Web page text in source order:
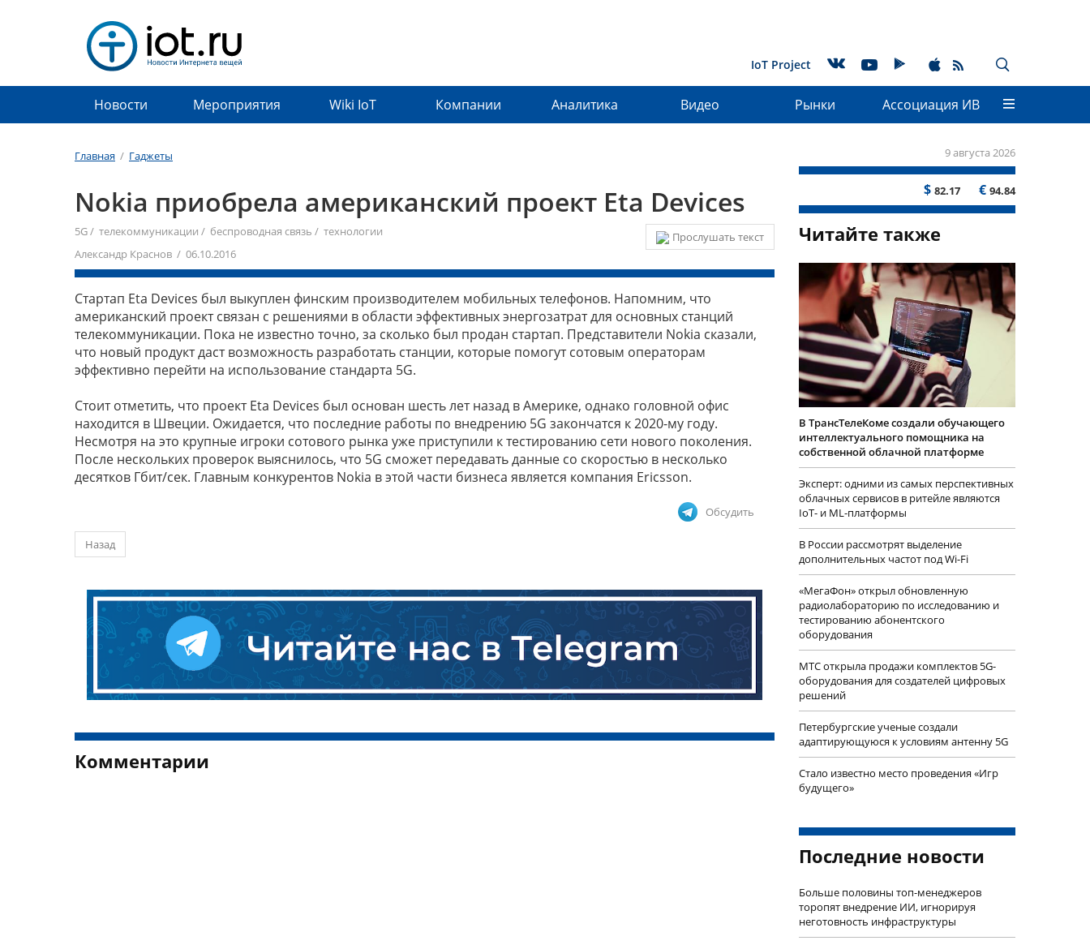
IoT Project
Новости Мероприятия Wiki IoT Компании Аналитика Видео Рынки Ассоциация ИВ
Главная / Гаджеты 9 августа 2026
$ 82.17 € 94.84
Nokia приобрела американский проект Eta Devices
Прослушать текст
5G/ телекоммуникации / беспроводная связь / технологии
Александр Краснов / 06.10.2016
Стартап Eta Devices был выкуплен финским производителем мобильных телефонов. Напомним, что
американский проект связан с решениями в области эффективных энергозатрат для основных станций
телекоммуникации. Пока не известно точно, за сколько был продан стартап. Представители Nokia сказали,
что новый продукт даст возможность разработать станции, которые помогут сотовым операторам
эффективно перейти на использование стандарта 5G.
Стоит отметить, что проект Eta Devices был основан шесть лет назад в Америке, однако головной офис
находится в Швеции. Ожидается, что последние работы по внедрению 5G закончатся к 2020-му году.
Несмотря на это крупные игроки сотового рынка уже приступили к тестированию сети нового поколения.
После нескольких проверок выяснилось, что 5G сможет передавать данные со скоростью в несколько
десятков Гбит/сек. Главным конкурентов Nokia в этой части бизнеса является компания Ericsson.
Обсудить
Назад
Комментарии
Читайте также
В ТрансТелеКоме создали обучающего
интеллектуального помощника на
собственной облачной платформе
Эксперт: одними из самых перспективных
облачных сервисов в ритейле являются
IoT- и ML-платформы
В России рассмотрят выделение
дополнительных частот под Wi-Fi
«МегаФон» открыл обновленную
радиолабораторию по исследованию и
тестированию абонентского
оборудования
МТС открыла продажи комплектов 5G-
оборудования для создателей цифровых
решений
Петербургские ученые создали
адаптирующуюся к условиям антенну 5G
Стало известно место проведения «Игр
будущего»
Последние новости
Больше половины топ-менеджеров
торопят внедрение ИИ, игнорируя
неготовность инфраструктуры